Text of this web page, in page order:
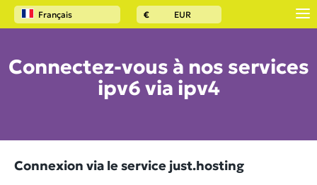
Français € EUR
Connectez-vous à nos services
ipv6 via ipv4
Connexion via le service just.hosting